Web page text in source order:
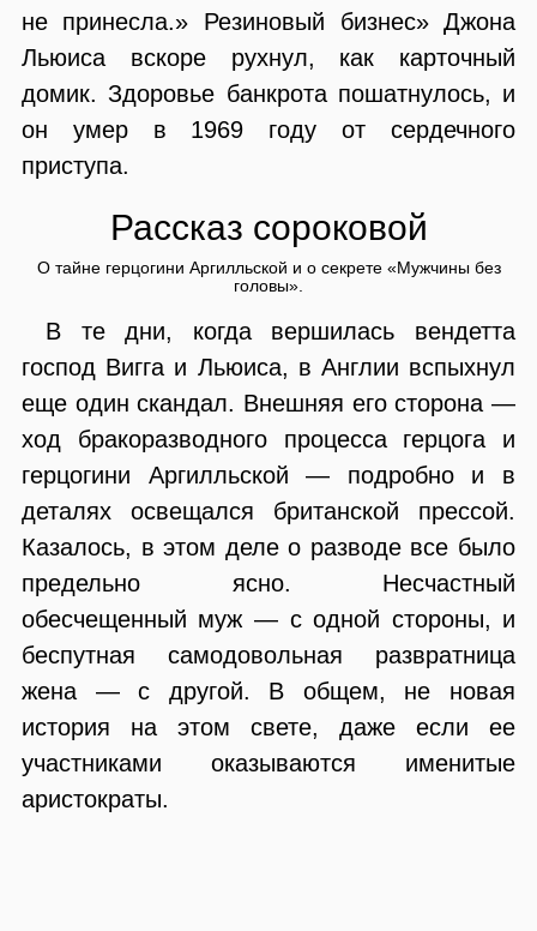
не принесла.» Резиновый бизнес» Джона
Льюиса вскоре рухнул, как карточный
домик. Здоровье банкрота пошатнулось, и
он умер в 1969 году от сердечного
приступа.
Рассказ сороковой
О тайне герцогини Аргилльской и о секрете «Мужчины без
головы».
В те дни, когда вершилась вендетта
господ Вигга и Льюиса, в Англии вспыхнул
еще один скандал. Внешняя его сторона —
ход бракоразводного процесса герцога и
герцогини Аргилльской — подробно и в
деталях освещался британской прессой.
Казалось, в этом деле о разводе все было
предельно ясно. Несчастный
обесчещенный муж — с одной стороны, и
беспутная самодовольная развратница
жена — с другой. В общем, не новая
история на этом свете, даже если ее
участниками оказываются именитые
аристократы.